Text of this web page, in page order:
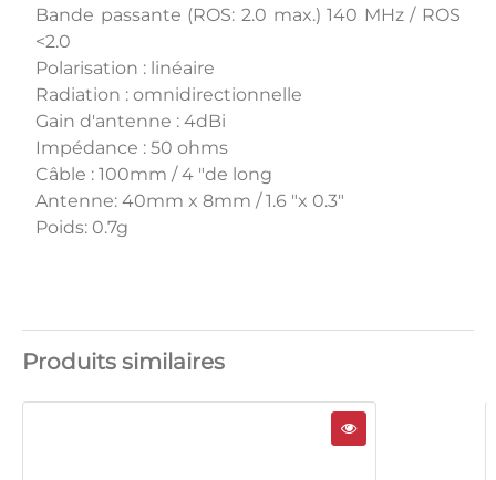
Bande passante (ROS: 2.0 max.) 140 MHz / ROS
<2.0
Polarisation : linéaire
Radiation : omnidirectionnelle
Gain d'antenne : 4dBi
Impédance : 50 ohms
Câble : 100mm / 4 "de long
Antenne: 40mm x 8mm / 1.6 "x 0.3"
Poids: 0.7g
Produits similaires